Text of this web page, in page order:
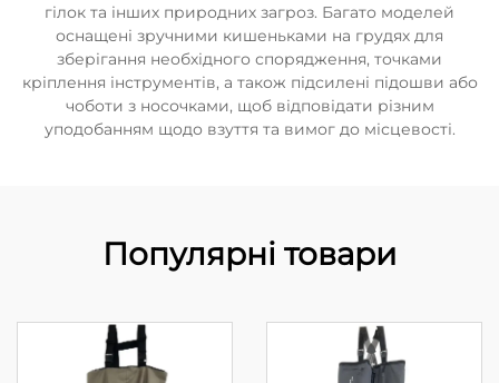
гілок та інших природних загроз. Багато моделей
оснащені зручними кишеньками на грудях для
зберігання необхідного спорядження, точками
кріплення інструментів, а також підсилені підошви або
чоботи з носочками, щоб відповідати різним
уподобанням щодо взуття та вимог до місцевості.
Популярні товари